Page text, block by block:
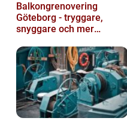
Balkongrenovering
Göteborg - tryggare,
snyggare och mer